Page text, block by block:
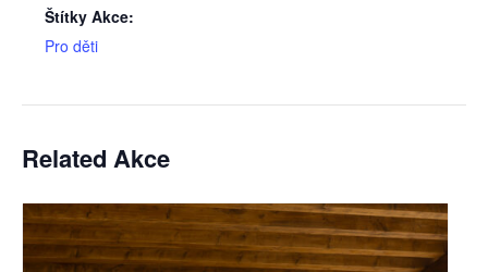
Štítky Akce:
Pro děti
Related Akce